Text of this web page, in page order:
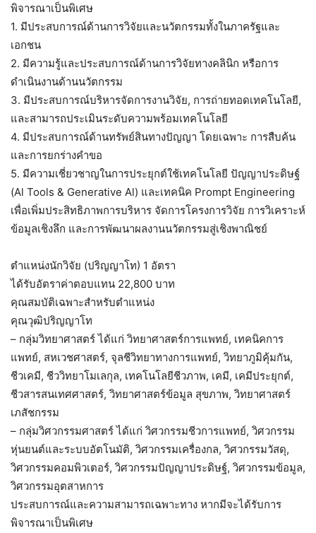
พิจารณาเป็นพิเศษ
1. มีประสบการณ์ด้านการวิจัยและนวัตกรรมทั้งในภาครัฐและ
เอกชน
2. มีความรู้และประสบการณ์ด้านการวิจัยทางคลินิก หรือการ
ดำเนินงานด้านนวัตกรรม
3. มีประสบการณ์บริหารจัดการงานวิจัย, การถ่ายทอดเทคโนโลยี,
และสามารถประเมินระดับความพร้อมเทคโนโลยี
4. มีประสบการณ์ด้านทรัพย์สินทางปัญญา โดยเฉพาะ การสืบค้น
และการยกร่างคำขอ
5. มีความเชี่ยวชาญในการประยุกต์ใช้เทคโนโลยี ปัญญาประดิษฐ์
(Al Tools & Generative Al) และเทคนิค Prompt Engineering
เพื่อเพิ่มประสิทธิภาพการบริหาร จัดการโครงการวิจัย การวิเคราะห์
ข้อมูลเชิงลึก และการพัฒนาผลงานนวัตกรรมสู่เชิงพาณิชย์
ตำแหน่งนักวิจัย (ปริญญาโท) 1 อัตรา
ได้รับอัตราค่าตอบแทน 22,800 บาท
คุณสมบัติเฉพาะสำหรับตำแหน่ง
คุณวุฒิปริญญาโท
– กลุ่มวิทยาศาสตร์ ได้แก่ วิทยาศาสตร์การแพทย์, เทคนิคการ
แพทย์, สหเวชศาสตร์, จุลชีวิทยาทางการแพทย์, วิทยาภูมิคุ้มกัน,
ชีวเคมี, ชีววิทยาโมเลกุล, เทคโนโลยีชีวภาพ, เคมี, เคมีประยุกต์,
ชีวสารสนเทศศาสตร์, วิทยาศาสตร์ข้อมูล สุขภาพ, วิทยาศาสตร์
เภสัชกรรม
– กลุ่มวิศวกรรมศาสตร์ ได้แก่ วิศวกรรมชีวการแพทย์, วิศวกรรม
หุ่นยนต์และระบบอัตโนมัติ, วิศวกรรมเครื่องกล, วิศวกรรมวัสดุ,
วิศวกรรมคอมพิวเตอร์, วิศวกรรมปัญญาประดิษฐ์, วิศวกรรมข้อมูล,
วิศวกรรมอุตสาหการ
ประสบการณ์และความสามารถเฉพาะทาง หากมีจะได้รับการ
พิจารณาเป็นพิเศษ